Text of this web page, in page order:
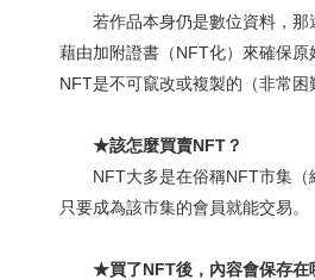
若作品本身仍是數位資料，那
藉由加附證書（NFT化）來確保
NFT是不可竄改或複製的（非常困
★該怎麼買賣NFT？
NFT大多是在俗稱NFT市集（
只要成為該市集的會員就能交易。
★買了NFT後，內容會保存在